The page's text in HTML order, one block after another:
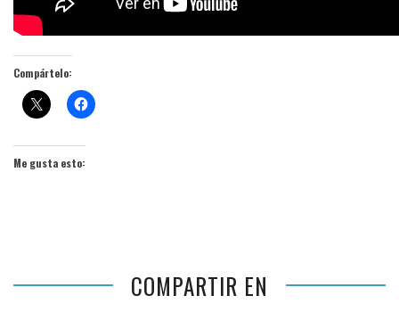
Compártelo:
Me gusta esto:
COMPARTIR EN